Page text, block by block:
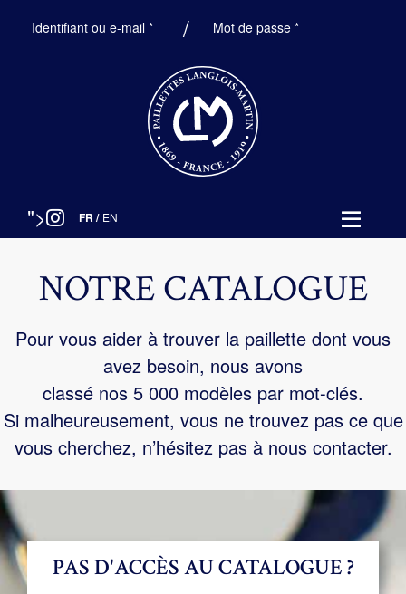
Identifiant ou e-mail *ObligatoireMot de passe*Obligatoire
"> FR / EN
NOTRE CATALOGUE
Pour vous aider à trouver la paillette dont vous
avez besoin, nous avons
classé nos 5 000 modèles par mot-clés.
Si malheureusement, vous ne trouvez pas ce que
vous cherchez, n’hésitez pas à nous contacter.
PAS D'ACCÈS AU CATALOGUE ?